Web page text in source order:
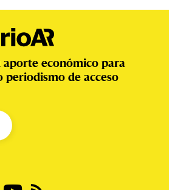
aporte económico para
periodismo de acceso